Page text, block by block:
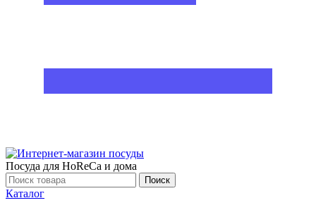
Посуда для HoReCa и дома
Поиск
Каталог